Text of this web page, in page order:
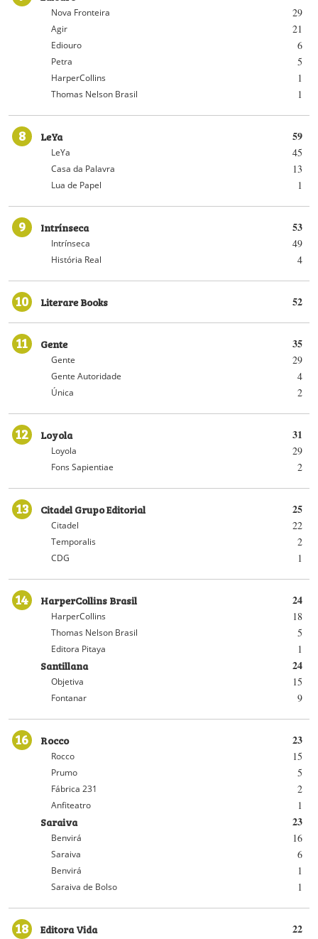
29
Nova Fronteira
21
Agir
6
Ediouro
5
Petra
1
HarperCollins
1
Thomas Nelson Brasil
8 59
LeYa
45
LeYa
13
Casa da Palavra
1
Lua de Papel
9 53
Intrínseca
49
Intrínseca
4
História Real
10 52
Literare Books
11 35
Gente
29
Gente
4
Gente Autoridade
2
Única
12 31
Loyola
29
Loyola
2
Fons Sapientiae
13 25
Citadel Grupo Editorial
22
Citadel
2
Temporalis
1
CDG
14 24
HarperCollins Brasil
18
HarperCollins
5
Thomas Nelson Brasil
1
Editora Pitaya
24
Santillana
15
Objetiva
9
Fontanar
16 23
Rocco
15
Rocco
5
Prumo
2
Fábrica 231
1
Anfiteatro
23
Saraiva
16
Benvirá
6
Saraiva
1
Benvirá
1
Saraiva de Bolso
18 22
Editora Vida